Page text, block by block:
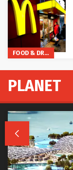
FOOD & DRINKS
PLANET
